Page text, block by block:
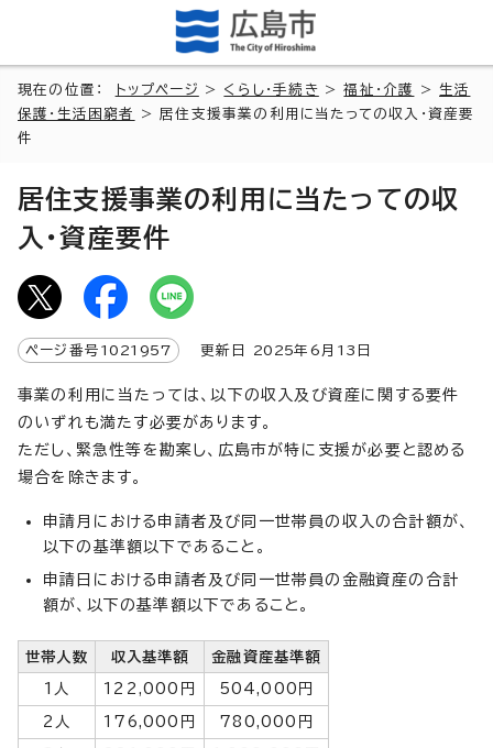
現在の位置： トップページ > くらし・手続き >福祉・介護 >生活
保護・生活困窮者
> 居住支援事業の利用に当たっての収入・資産要
件
居住支援事業の利用に当たっての収
入・資産要件
ページ番号 1021957 更新日 2025年6月 13 日
事業の利用に当たっては、以下の収入及び資産に関する要件
のいずれも満たす必要があります。
ただし、緊急性等を勘案し、広島市が特に支援が必要と認める
場合を除きます。
申請月における申請者及び同一世帯員の収入の合計額が、
以下の基準額以下であること。
申請日における申請者及び同一世帯員の金融資産の合計
額が、以下の基準額以下であること。
世帯人数 収入基準額 金融資産基準額
1人 122,000円 504,000円
2人 176,000円 780,000円